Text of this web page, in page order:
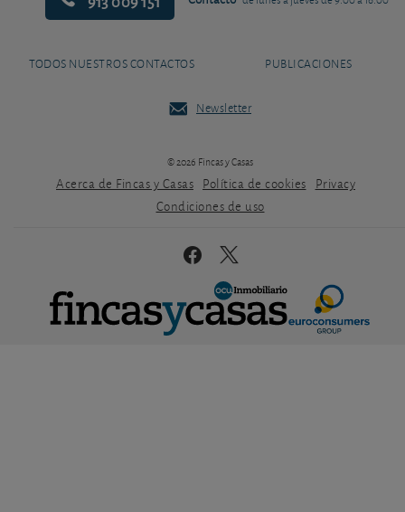
TODOS NUESTROS CONTACTOS PUBLICACIONES
Newsletter
© 2026 Fincas y Casas
Acerca de Fincas y Casas Política de cookies
Privacy
Condiciones de uso